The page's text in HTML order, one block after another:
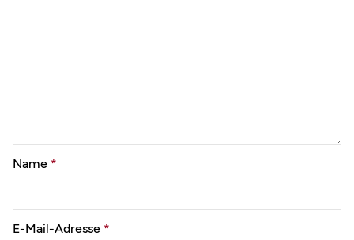
Name *
E-Mail-Adresse *